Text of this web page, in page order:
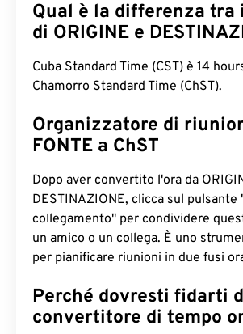
Qual è la differenza tra
di ORIGINE e
Cuba Standard Time (CST) è 14
Chamorro Standard Time (ChST).
Organizzatore di
FONTE a ChST
Dopo aver convertito l'ora da
DESTINAZIONE, clicca sul pulsante
collegamento" per condividere
un amico o un collega. È uno
per pianificare riunioni in due fusi
Perché dovresti fidarti
convertitore di tempo